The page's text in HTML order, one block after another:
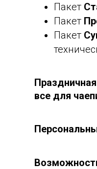
Пакет
Пакет
Пакет
все для